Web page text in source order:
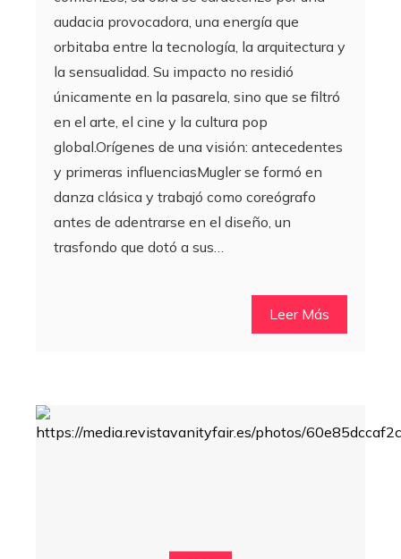
audacia provocadora, una energía que
orbitaba entre la tecnología, la arquitectura y
la sensualidad. Su impacto no residió
únicamente en la pasarela, sino que se filtró
en el arte, el cine y la cultura pop
global.Orígenes de una visión: antecedentes
y primeras influenciasMugler se formó en
danza clásica y trabajó como coreógrafo
antes de adentrarse en el diseño, un
trasfondo que dotó a sus…
Leer Más